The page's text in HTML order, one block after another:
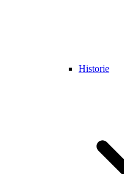
Historie